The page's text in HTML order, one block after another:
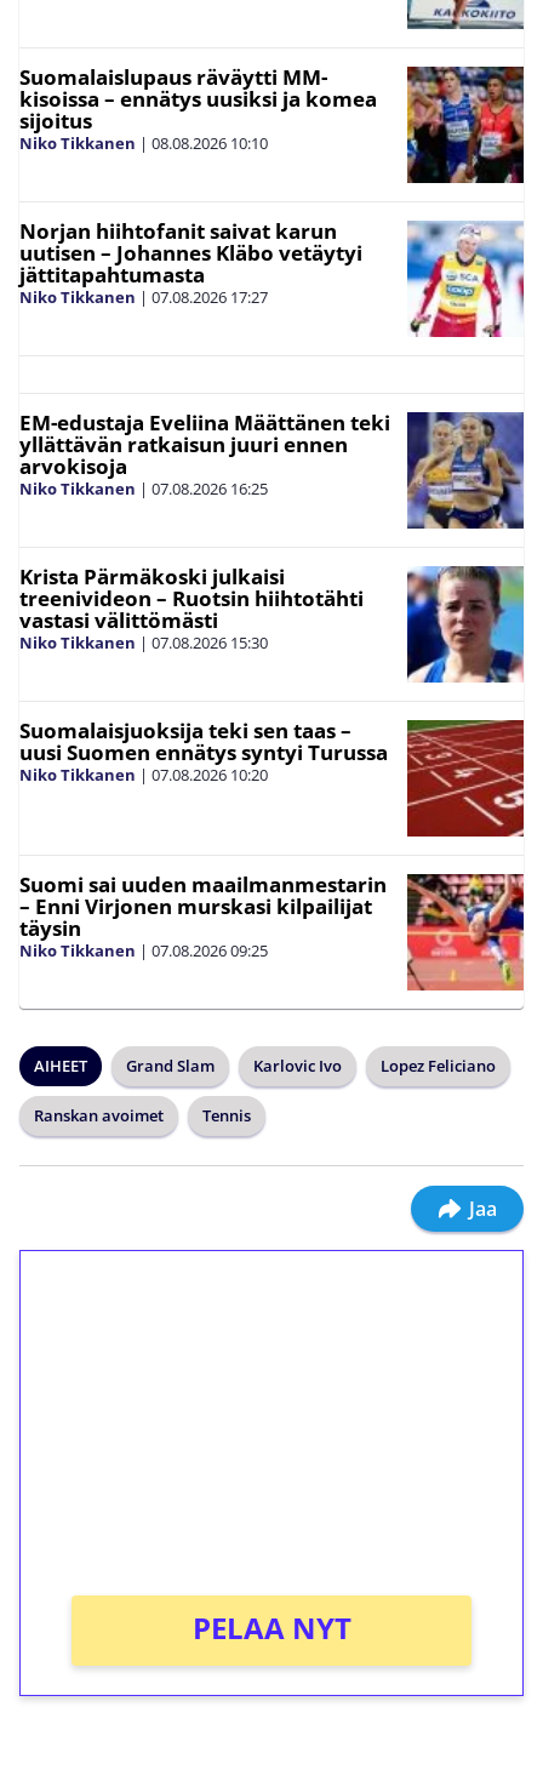
Suomalaislupaus räväytti MM-
kisoissa – ennätys uusiksi ja komea
sijoitus
Niko Tikkanen | 08.08.2026 10:10
Norjan hiihtofanit saivat karun
uutisen – Johannes Kläbo vetäytyi
jättitapahtumasta
Niko Tikkanen | 07.08.2026 17:27
EM-edustaja Eveliina Määttänen teki
yllättävän ratkaisun juuri ennen
arvokisoja
Niko Tikkanen | 07.08.2026 16:25
Krista Pärmäkoski julkaisi
treenivideon – Ruotsin hiihtotähti
vastasi välittömästi
Niko Tikkanen | 07.08.2026 15:30
Suomalaisjuoksija teki sen taas –
uusi Suomen ennätys syntyi Turussa
Niko Tikkanen | 07.08.2026 10:20
Suomi sai uuden maailmanmestarin
– Enni Virjonen murskasi kilpailijat
täysin
Niko Tikkanen | 07.08.202609:25
AIHEET Grand Slam Karlovic Ivo Lopez Feliciano
Ranskan avoimet Tennis
Jaa
PELAA NYT